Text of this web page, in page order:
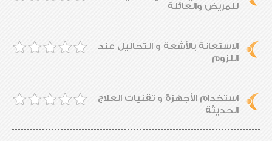
للمريض والعائلة
الاستعانة بالأشعة و التحاليل عند
اللزوم
استخدام الأجهزة و تقنيات العلاج
الحديثة